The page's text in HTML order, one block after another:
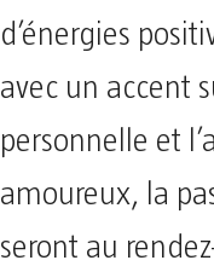
d’énergies
avec un accent
personnelle et
amoureux, la
seront au